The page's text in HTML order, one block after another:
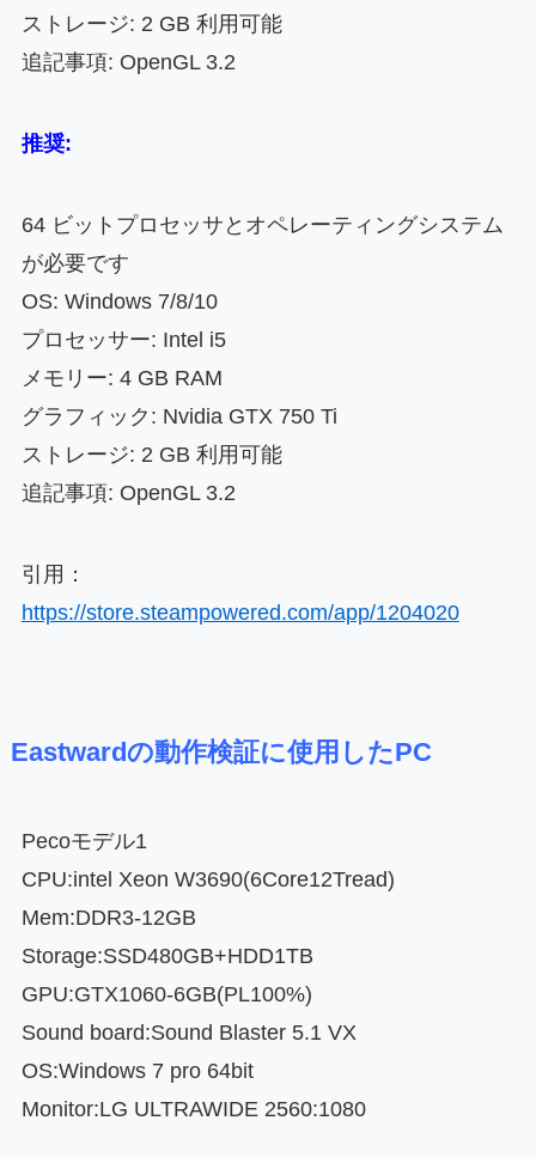
ストレージ: 2 GB 利用可能
追記事項: OpenGL 3.2
推奨:
64 ビットプロセッサとオペレーティングシステム
が必要です
OS: Windows 7/8/10
プロセッサー: Intel i5
メモリー: 4 GB RAM
グラフィック: Nvidia GTX 750 Ti
ストレージ: 2 GB 利用可能
追記事項: OpenGL 3.2
引用：
https://store.steampowered.com/app/1204020
Eastwardの動作検証に使用したPC
Pecoモデル1
CPU:intel Xeon W3690(6Core12Tread)
Mem:DDR3-12GB
Storage:SSD480GB+HDD1TB
GPU:GTX1060-6GB(PL100%)
Sound board:Sound Blaster 5.1 VX
OS:Windows 7 pro 64bit
Monitor:LG ULTRAWIDE 2560:1080